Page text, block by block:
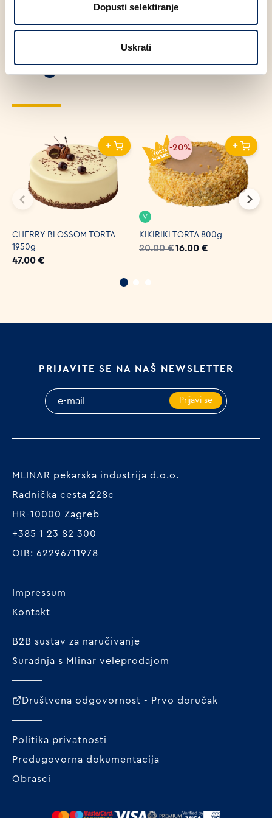
Dopusti selektiranje
Uskrati
Moglo bi Vas zanimati
+
CHERRY BLOSSOM TORTA
1950g
47.00 €
+
-20%
KIKIRIKI TORTA 800g
20.00 €16.00 €
V
PRIJAVITE SE NA NAŠ NEWSLETTER
Prijavi se
MLINAR pekarska industrija d.o.o.
Radnička cesta 228c
HR-10000 Zagreb
+385 1 23 82 300
OIB: 62296711978
Impressum
Kontakt
B2B sustav za naručivanje
Suradnja s Mlinar veleprodajom
Društvena odgovornost - Prvo doručak
Politika privatnosti
Predugovorna dokumentacija
Obrasci